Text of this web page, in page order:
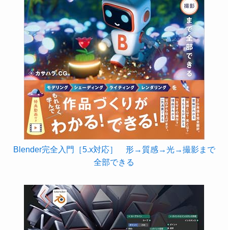
Blender完全入門［5.x対応］ 形→質感→光→撮影まで
全部できる